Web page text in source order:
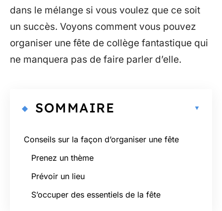
dans le mélange si vous voulez que ce soit
un succès. Voyons comment vous pouvez
organiser une fête de collège fantastique qui
ne manquera pas de faire parler d’elle.
SOMMAIRE
Conseils sur la façon d’organiser une fête
Prenez un thème
Prévoir un lieu
S’occuper des essentiels de la fête